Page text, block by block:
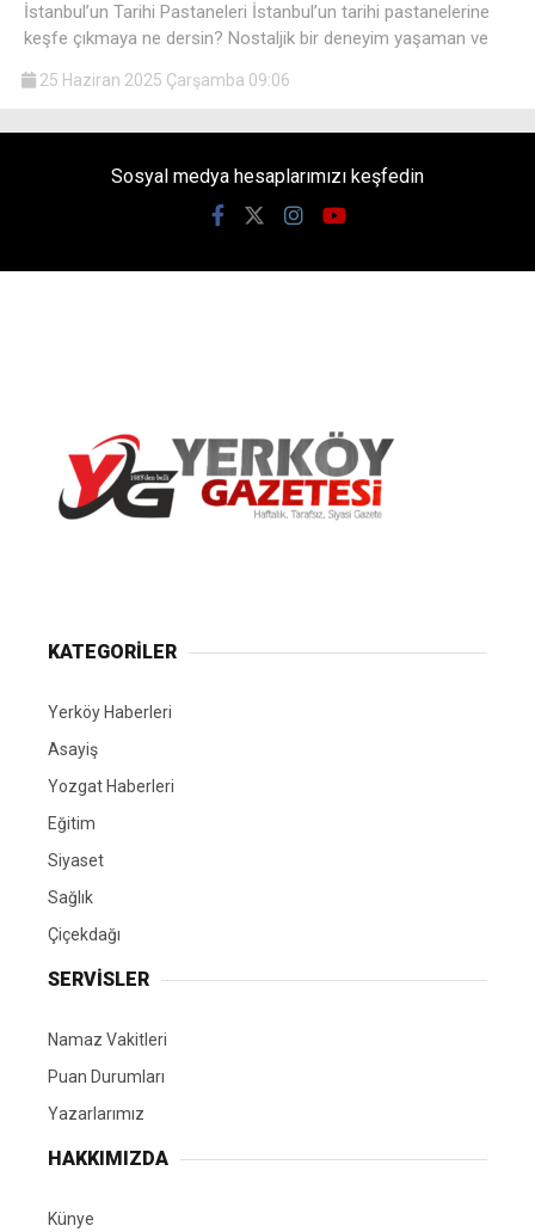
İstanbul’un Tarihi Pastaneleri İstanbul’un tarihi pastanelerine
keşfe çıkmaya ne dersin? Nostaljik bir deneyim yaşaman ve
25 Haziran 2025 Çarşamba 09:06
Sosyal medya hesaplarımızı keşfedin
KATEGORİLER
Yerköy Haberleri
Asayiş
Yozgat Haberleri
Eğitim
Siyaset
Sağlık
Çiçekdağı
SERVİSLER
Namaz Vakitleri
Puan Durumları
Yazarlarımız
HAKKIMIZDA
Künye